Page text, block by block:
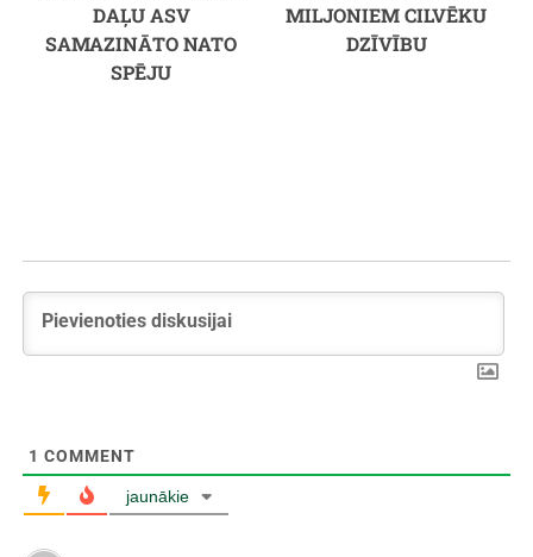
DAĻU ASV
SAMAZINĀTO NATO
SPĒJU
MILJONIEM CILVĒKU
DZĪVĪBU
1 COMMENT
jaunākie